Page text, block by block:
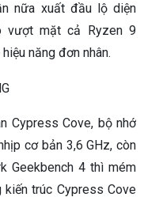
nữa xuất đầu lộ diện
vượt mặt cả Ryzen 9
năng đơn nhân.
Cypress Cove, bộ nhớ
cơ bản 3,6 GHz, còn
Geekbench 4 thì mém
trúc Cypress Cove